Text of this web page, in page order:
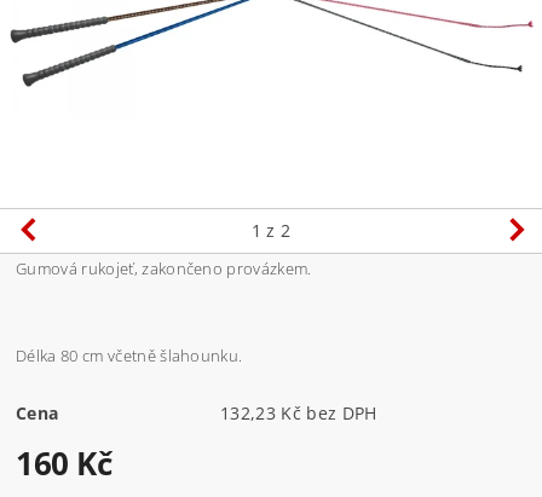
1 z 2
Gumová rukojeť, zakončeno provázkem.
Délka 80 cm včetně šlahounku.
Cena 132,23 Kč bez DPH
160 Kč